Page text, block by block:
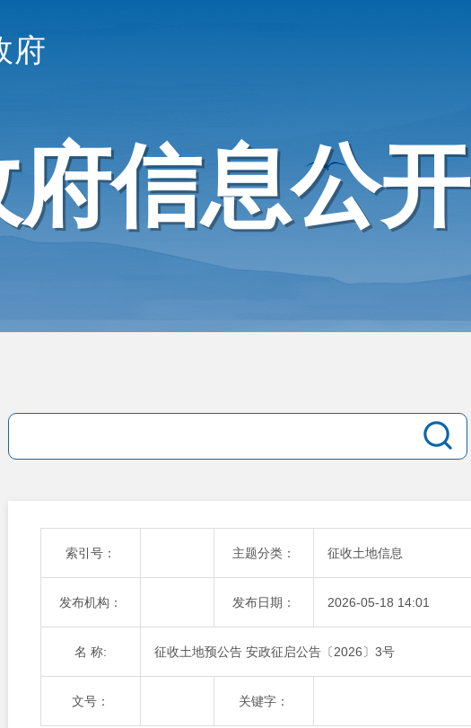
府
府信息公开
索引号： 主题分类： 征收土地信息
发布机构： 发布日期： 2026-05-18 14:01
名 称: 征收土地预公告 安政征启公告〔2026〕3号
文号： 关键字：